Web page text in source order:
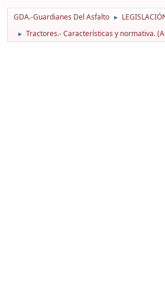
GDA.-Guardianes Del Asfalto ►
► Tractores.- Características y normativa.